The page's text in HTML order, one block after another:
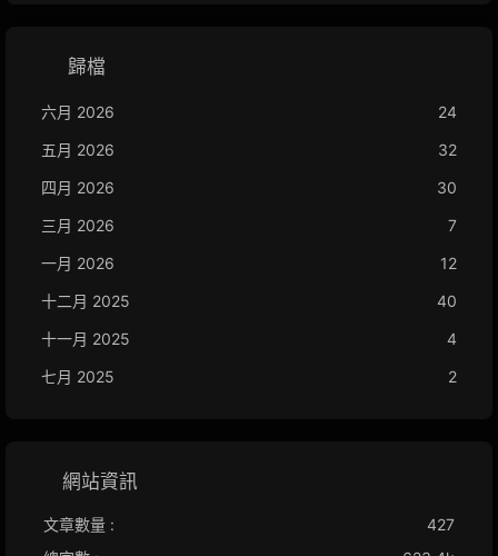
歸檔
六月 2026
24
五月 2026
32
四月 2026
30
三月 2026
7
一月 2026
12
十二月 2025
40
十一月 2025
4
七月 2025
2
網站資訊
文章數量 :
427